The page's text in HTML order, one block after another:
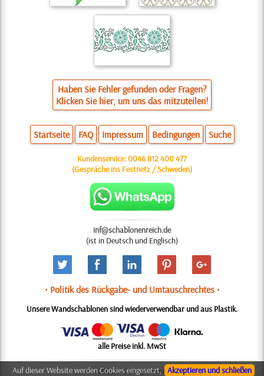
Haben Sie Fehler gefunden oder Fragen?
Klicken Sie hier, um uns das mitzuteilen!
Startseite FAQ Impressum Bedingungen Suche
Kundenservice:0046 812 400 477
(Gespräche ins Festnetz / Schweden)
inf@schablonenreich.de
(ist in Deutsch und Englisch)
• Politik des Rückgabe- und Umtauschrechtes •
Unsere Wandschablonen sind wiederverwendbar und aus Plastik.
alle Preise inkl. MwSt
© 2006-2025 Design: Natali M.Akzeptieren und schließen
Auf dieser Website werden Cookies eingesetzt,